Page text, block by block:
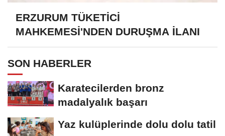
ERZURUM TÜKETİCİ
MAHKEMESİ'NDEN DURUŞMA İLANI
SON HABERLER
Karatecilerden bronz
madalyalık başarı
Yaz kulüplerinde dolu dolu tatil